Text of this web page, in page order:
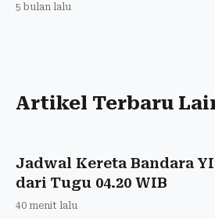
5 bulan lalu
Artikel Terbaru
Jadwal Kereta Bandara
dari Tugu 04.20 WIB
40 menit lalu